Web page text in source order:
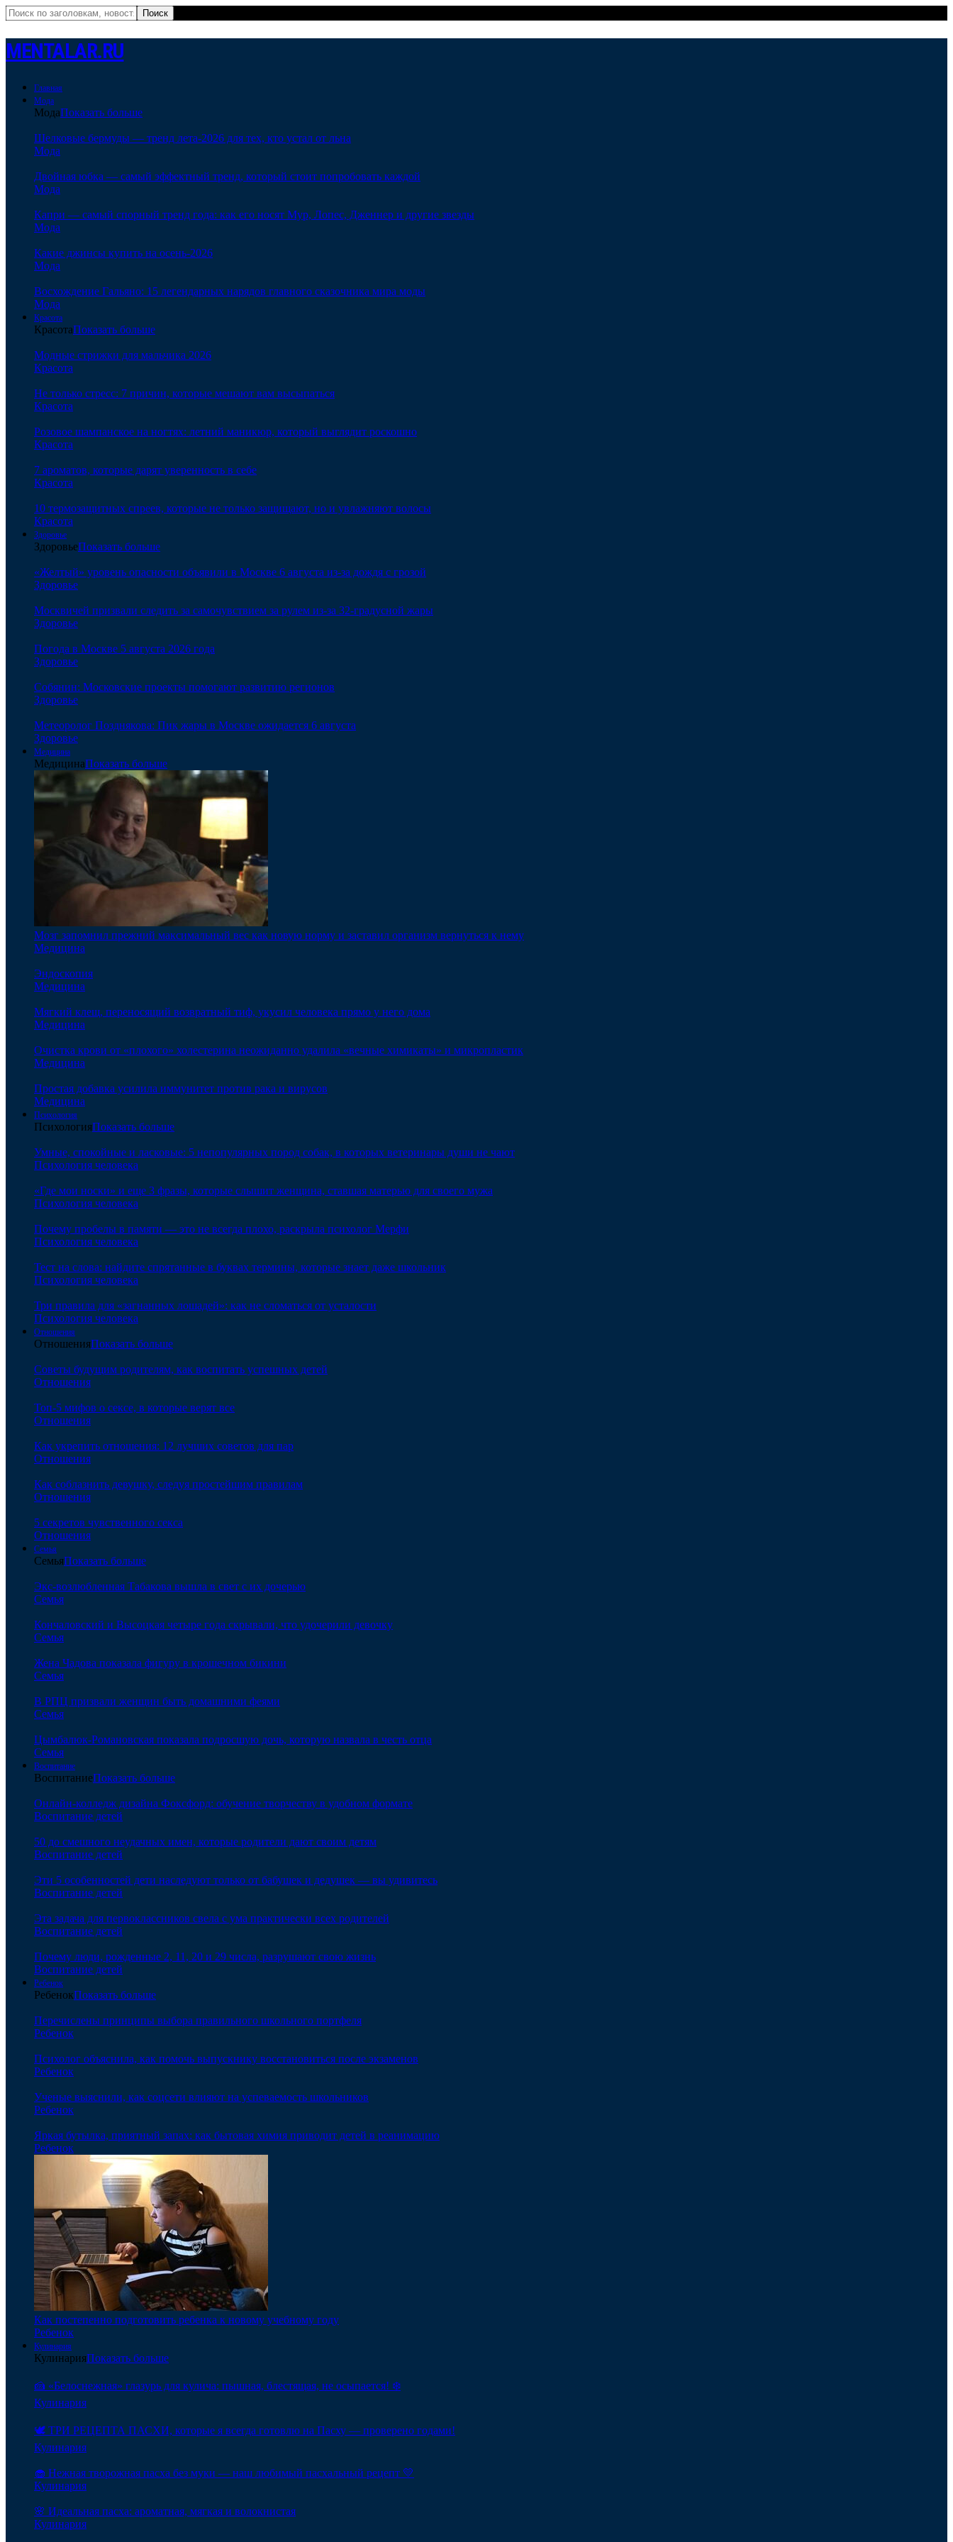
MENTALAR.RU
Главная
Мода
МодаПоказать больше
Шелковые бермуды — тренд лета-2026 для тех, кто устал от льна
Мода
Двойная юбка — самый эффектный тренд, который стоит попробовать каждой
Мода
Капри — самый спорный тренд года: как его носят Мур, Лопес, Дженнер и другие звезды
Мода
Какие джинсы купить на осень-2026
Мода
Восхождение Гальяно: 15 легендарных нарядов главного сказочника мира моды
Мода
Красота
КрасотаПоказать больше
Модные стрижки для мальчика 2026
Красота
Не только стресс: 7 причин, которые мешают вам высыпаться
Красота
Розовое шампанское на ногтях: летний маникюр, который выглядит роскошно
Красота
7 ароматов, которые дарят уверенность в себе
Красота
10 термозащитных спреев, которые не только защищают, но и увлажняют волосы
Красота
Здоровье
ЗдоровьеПоказать больше
«Желтый» уровень опасности объявили в Москве 6 августа из-за дождя с грозой
Здоровье
Москвичей призвали следить за самочувствием за рулем из-за 32-градусной жары
Здоровье
Погода в Москве 5 августа 2026 года
Здоровье
Собянин: Московские проекты помогают развитию регионов
Здоровье
Метеоролог Позднякова: Пик жары в Москве ожидается 6 августа
Здоровье
Медицина
МедицинаПоказать больше
Мозг запомнил прежний максимальный вес как новую норму и заставил организм вернуться к нему
Медицина
Эндоскопия
Медицина
Мягкий клещ, переносящий возвратный тиф, укусил человека прямо у него дома
Медицина
Очистка крови от «плохого» холестерина неожиданно удалила «вечные химикаты» и микропластик
Медицина
Простая добавка усилила иммунитет против рака и вирусов
Медицина
Психология
ПсихологияПоказать больше
Умные, спокойные и ласковые: 5 непопулярных пород собак, в которых ветеринары души не чают
Психология человека
«Где мои носки» и еще 3 фразы, которые слышит женщина, ставшая матерью для своего мужа
Психология человека
Почему пробелы в памяти — это не всегда плохо, раскрыла психолог Мерфи
Психология человека
Тест на слова: найдите спрятанные в буквах термины, которые знает даже школьник
Психология человека
Три правила для «загнанных лошадей»: как не сломаться от усталости
Психология человека
Отношения
ОтношенияПоказать больше
Советы будущим родителям, как воспитать успешных детей
Отношения
Топ-5 мифов о сексе, в которые верят все
Отношения
Как укрепить отношения: 12 лучших советов для пар
Отношения
Как соблазнить девушку, следуя простейшим правилам
Отношения
5 секретов чувственного секса
Отношения
Семья
СемьяПоказать больше
Экс-возлюбленная Табакова вышла в свет с их дочерью
Семья
Кончаловский и Высоцкая четыре года скрывали, что удочерили девочку
Семья
Жена Чадова показала фигуру в крошечном бикини
Семья
В РПЦ призвали женщин быть домашними феями
Семья
Цымбалюк-Романовская показала подросшую дочь, которую назвала в честь отца
Семья
Воспитание
ВоспитаниеПоказать больше
Онлайн-колледж дизайна Фоксфорд: обучение творчеству в удобном формате
Воспитание детей
50 до смешного неудачных имен, которые родители дают своим детям
Воспитание детей
Эти 5 особенностей дети наследуют только от бабушек и дедушек — вы удивитесь
Воспитание детей
Эта задача для первоклассников свела с ума практически всех родителей
Воспитание детей
Почему люди, рожденные 2, 11, 20 и 29 числа, разрушают свою жизнь
Воспитание детей
Ребенок
РебенокПоказать больше
Перечислены принципы выбора правильного школьного портфеля
Ребенок
Психолог объяснила, как помочь выпускнику восстановиться после экзаменов
Ребенок
Ученые выяснили, как соцсети влияют на успеваемость школьников
Ребенок
Яркая бутылка, приятный запах: как бытовая химия приводит детей в реанимацию
Ребенок
Как постепенно подготовить ребенка к новому учебному году
Ребенок
Кулинария
КулинарияПоказать больше
🍰 «Белоснежная» глазурь для кулича: пышная, блестящая, не осыпается! ❄️
Кулинария
🕊️ ТРИ РЕЦЕПТА ПАСХИ, которые я всегда готовлю на Пасху — проверено годами!
Кулинария
🧁 Нежная творожная пасха без муки — наш любимый пасхальный рецепт 💛
Кулинария
🌸 Идеальная пасха: ароматная, мягкая и волокнистая
Кулинария